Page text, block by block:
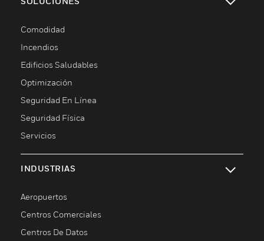
Cambiar vista
Comodidad
Incendios
Edificios Saludables
Optimización
Seguridad En Línea
Seguridad Física
Servicios
INDUSTRIAS
Cambiar vista
Aeropuertos
Centros Comerciales
Centros De Datos